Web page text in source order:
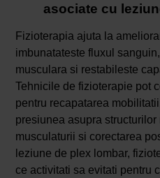
asociate cu
Fizioterapia ajuta la
imbunatateste fluxul
musculara si restabileste
Tehnicile de fizioterapie pot
pentru recapatarea
presiunea asupra
musculaturii si corectarea
leziune de plex lombar,
ce activitati sa evitati pentru